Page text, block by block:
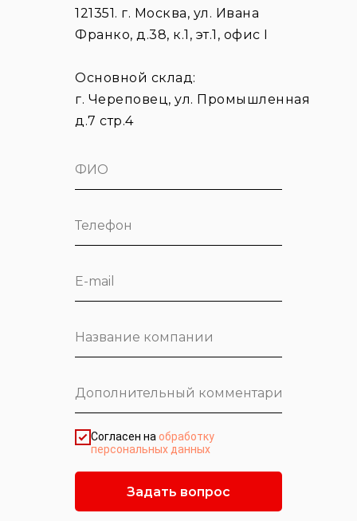
121351. г. Москва, ул. Ивана
Франко, д.38, к.1, эт.1, офис I
Основной склад:
г. Череповец, ул. Промышленная
д.7 стр.4
Согласен на обработку
персональных данных
Задать вопрос